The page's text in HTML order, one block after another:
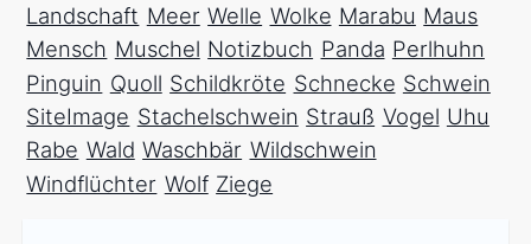
Landschaft Meer Welle Wolke Marabu Maus
Mensch Muschel Notizbuch Panda Perlhuhn
Pinguin Quoll Schildkröte Schnecke Schwein
SiteImage Stachelschwein Strauß Vogel Uhu
Rabe Wald Waschbär Wildschwein
Windflüchter Wolf Ziege